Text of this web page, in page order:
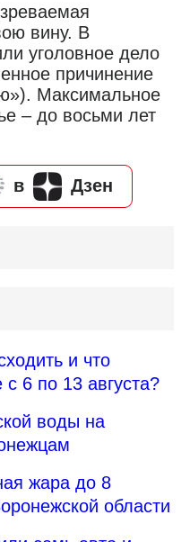
вину. В
уголовное дело
причинение
Максимальное
– до восьми лет
в Дзен
и что
6 по 13 августа?
воды на
жара до 8
области